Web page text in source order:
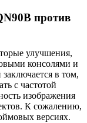
против
улучшения,
консолями и
в том,
с частотой
изображения
К сожалению,
версиях.